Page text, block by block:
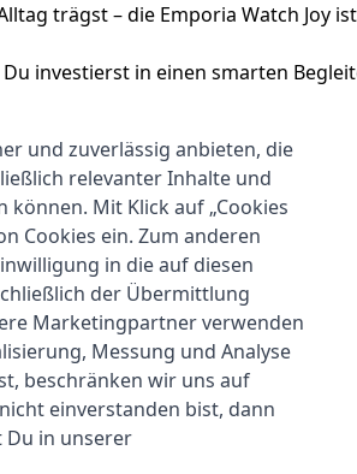
trägst – die Emporia Watch Joy
investierst in einen smarten
die neue Dimension der
und zuverlässig anbieten, die
relevanter Inhalte und
Mit Klick auf „Cookies
Cookies ein. Zum anderen
in die auf diesen
der Übermittlung
Marketingpartner verwenden
Messung und Analyse
beschränken wir uns auf
einverstanden bist, dann
in unserer